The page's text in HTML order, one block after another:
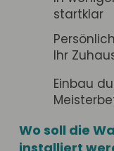
startklar
Ihr
Einbau
Wo soll die